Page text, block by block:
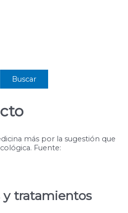
más por la sugestión que
Fuente:
y tratamientos